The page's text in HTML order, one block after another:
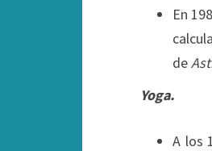
En
de
Yoga.
A los